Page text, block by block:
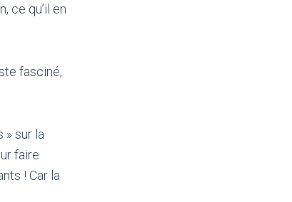
ce qu’il en
fasciné,
» sur la
faire
! Car la